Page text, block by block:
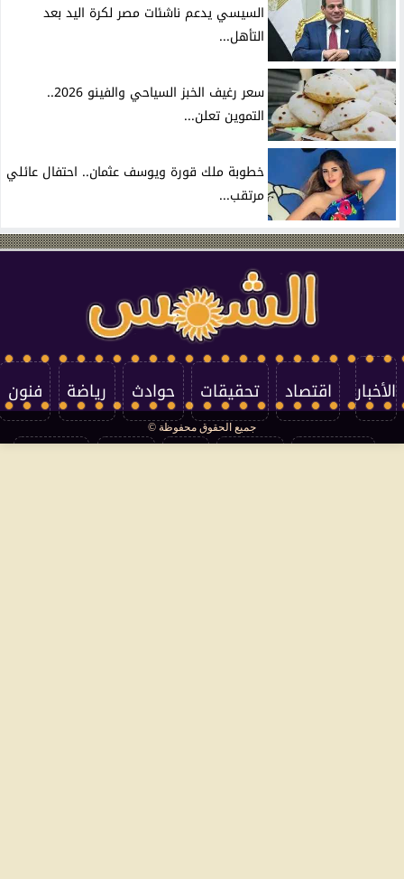
السيسي يدعم ناشئات مصر لكرة اليد بعد
التأهل...
سعر رغيف الخبز السياحي والفينو 2026..
التموين تعلن...
خطوبة ملك قورة ويوسف عثمان.. احتفال عائلي
مرتقب...
الأخبار اقتصاد تحقيقات حوادث رياضة فنون
جميع الحقوق محفوظة ©